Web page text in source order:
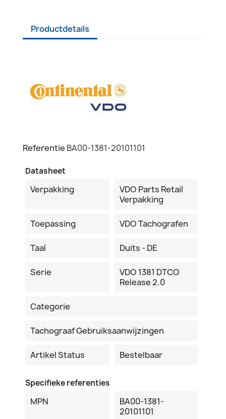
Productdetails
Referentie BA00-1381-20101101
Datasheet
Verpakking
VDO Parts Retail
Verpakking
Toepassing VDO Tachografen
Taal Duits - DE
Serie
VDO 1381 DTCO
Release 2.0
Categorie
Tachograaf Gebruiksaanwijzingen
Artikel Status Bestelbaar
Specifieke referenties
MPN
BA00-1381-
20101101